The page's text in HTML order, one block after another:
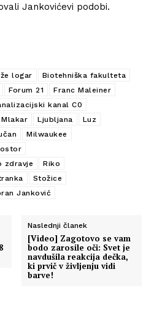
Jankovićevi podobi.
logar
Biotehniška fakulteta
Forum 21
Franc Maleiner
kanal C0
Ljubljana
Luz
Milwaukee
zdravje
Riko
Stožice
Janković
Naslednji članek
[Video] Zagotovo se vam
bodo zarosile oči: Svet je
navdušila reakcija dečka,
ki prvič v življenju vidi
barve!